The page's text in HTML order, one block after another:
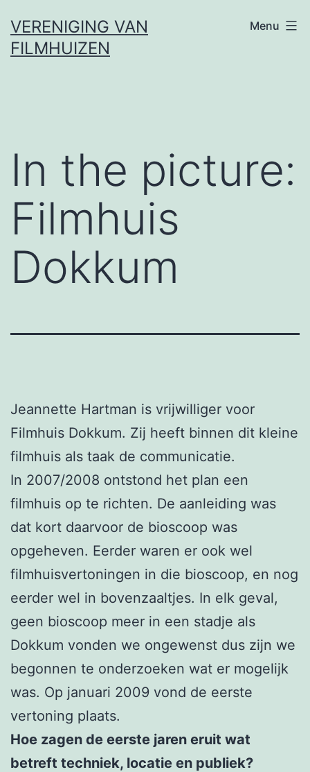
naar
de
VERENIGING VAN
FILMHUIZEN
Menu
In the picture:
Filmhuis
Dokkum
Jeannette Hartman is vrijwilliger voor
Filmhuis Dokkum. Zij heeft binnen dit kleine
filmhuis als taak de communicatie.
In 2007/2008 ontstond het plan een
filmhuis op te richten. De aanleiding was
dat kort daarvoor de bioscoop was
opgeheven. Eerder waren er ook wel
filmhuisvertoningen in die bioscoop, en nog
eerder wel in bovenzaaltjes. In elk geval,
geen bioscoop meer in een stadje als
Dokkum vonden we ongewenst dus zijn we
begonnen te onderzoeken wat er mogelijk
was. Op januari 2009 vond de eerste
vertoning plaats.
Hoe zagen de eerste jaren eruit wat
betreft techniek, locatie en publiek?